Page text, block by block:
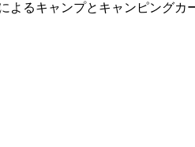
よるキャンプとキャンピングカ